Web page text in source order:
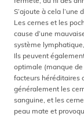
S’ajoute à cela l’une
Les cernes et les
cause d’une
système
Ils peuvent
optimale (manque
facteurs héréditaires
généralement les
sanguine, et les
peau mate et